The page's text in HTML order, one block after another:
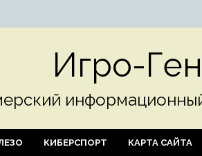
Игро-
КИБЕРСПОРТ КАРТА САЙТА